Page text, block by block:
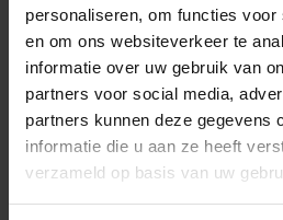
personaliseren, om functies voor
en om ons websiteverkeer te
informatie over uw gebruik van
partners voor social media,
partners kunnen deze gegevens
informatie die u aan ze heeft
verzameld op basis van uw
knie?
De knie bestaat uit de
bovenbeen en
met elkaar te verbinden,
bewegen en te
ook ligamenten en